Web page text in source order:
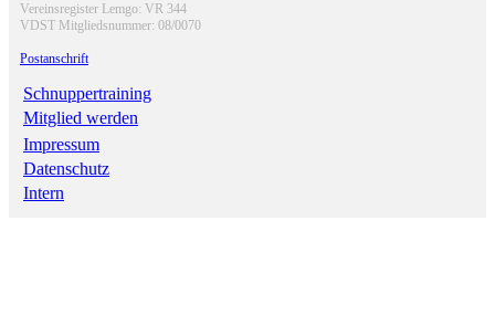
Vereinsregister Lemgo: VR 344
VDST Mitgliedsnummer: 08/0070
Postanschrift
Schnuppertraining
Mitglied werden
Impressum
Datenschutz
Intern